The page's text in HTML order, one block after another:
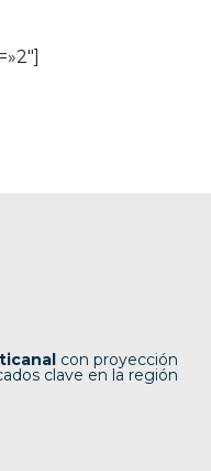
con proyección
clave en la región